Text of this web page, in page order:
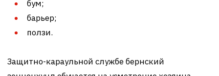
бум;
барьер;
ползи.
Защитно-караульной службе бернский